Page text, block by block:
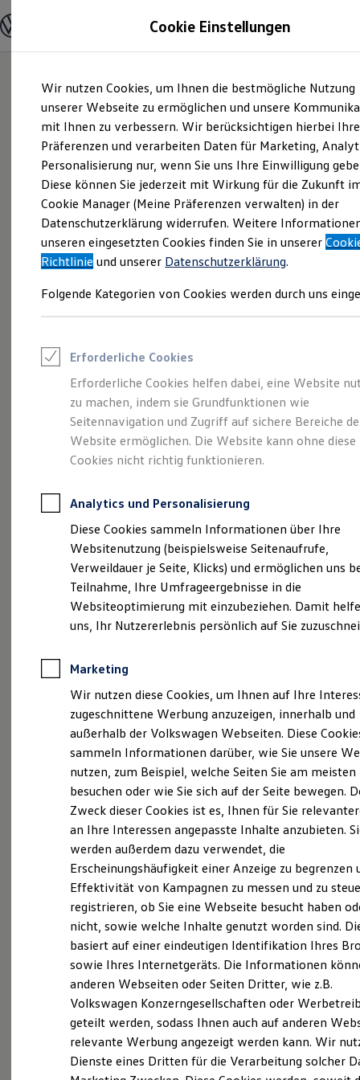
Hauptinhalt
springen
Footer
springen
Modelle und Konfigurator
Modelle vergleichen
Elektroautos
ENERGY Sondermodelle
Nutzfahrzeuge
SUV und CUV
Familienautos
Kombis
Kompaktwagen
Sportwagen
Schnell verfügbare Fahrzeuge
Angebote und Produkte
Aktuelle Angebote
E-Auto-Förderung
Volkswagen Marktplatz
Junge Gebrauchtwagen und Gebrauchtwagen
Saisonangebote
Leasing
Leasing-Angebote
Gebrauchtwagen Leasing
Junge Gebrauchtwagen-Leasing
Elektroauto Leasing
Kleinwagen-Leasing
Leasing ohne Anzahlung
Autokredit mit Schlussrate
Versicherungen und Garantien
Kfz-Versicherung
Restschuldversicherungen
Garantien
Wartungsverträge
Geschäftskunden
Professional Class bei Volkswagen
Großkunden
Behörden
Anpfiff zum Gewinn
Elektroautos
ID. Tutorials
Elektrofahrzeugkonzepte
Reichweite
Reichweite der ID. Modelle
Reichweite im Winter
Laden
Laden unterwegs
Laden Zuhause
Ladezeitensimulator
Batterie
Sicherheit
Garantie und Lebensdauer
Nachhaltigkeit
Technologie
Kosten und Kauf
Verbrauchskosten
Kaufoptionen
E-Auto-Förderung
Software und Konnektivität
Die ID. Software 6
ID. Software Versionen und Updates
Digitale Extras
Schnittstellen zu Ihrem ID.
Die ENERGY
Sondermodelle
Impressum & Rechtliches)
Probefahrt vereinbaren
Fahrzeugangebot anfordern
Servicetermin buchen
Serviceanfrage stellen
Cookie Einstellungen
Wir nutzen Cookies, um Ihnen die bestmögliche Nutzung
unserer Webseite zu ermöglichen und unsere
mit Ihnen zu verbessern. Wir berücksichtigen hierbei Ihre
Präferenzen und verarbeiten Daten für Marketing,
Personalisierung nur, wenn Sie uns Ihre Einwilligung
Diese können Sie jederzeit mit Wirkung für die Zukunft
Cookie Manager (Meine Präferenzen verwalten) in der
Datenschutzerklärung widerrufen. Weitere
unseren eingesetzten Cookies finden Sie in unserer
Richtlinie und unserer Datenschutzerklärung.
Folgende Kategorien von Cookies werden durch uns
Erforderliche Cookies
Erforderliche Cookies helfen dabei, eine Website
zu machen, indem sie Grundfunktionen wie
Seitennavigation und Zugriff auf sichere Bereiche
Website ermöglichen. Die Website kann ohne diese
Cookies nicht richtig funktionieren.
Analytics und Personalisierung
Diese Cookies sammeln Informationen über Ihre
Websitenutzung (beispielsweise Seitenaufrufe,
Verweildauer je Seite, Klicks) und ermöglichen uns
Teilnahme, Ihre Umfrageergebnisse in die
Websiteoptimierung mit einzubeziehen. Damit
uns, Ihr Nutzererlebnis persönlich auf Sie
Marketing
Wir nutzen diese Cookies, um Ihnen auf Ihre
zugeschnittene Werbung anzuzeigen, innerhalb und
außerhalb der Volkswagen Webseiten. Diese
sammeln Informationen darüber, wie Sie unsere
nutzen, zum Beispiel, welche Seiten Sie am meisten
besuchen oder wie Sie sich auf der Seite bewegen.
Zweck dieser Cookies ist es, Ihnen für Sie
an Ihre Interessen angepasste Inhalte anzubieten.
werden außerdem dazu verwendet, die
Erscheinungshäufigkeit einer Anzeige zu begrenzen
Effektivität von Kampagnen zu messen und zu
registrieren, ob Sie eine Webseite besucht haben
nicht, sowie welche Inhalte genutzt worden sind.
basiert auf einer eindeutigen Identifikation Ihres
sowie Ihres Internetgeräts. Die Informationen
anderen Webseiten oder Seiten Dritter, wie z.B.
Volkswagen Konzerngesellschaften oder
geteilt werden, sodass Ihnen auch auf anderen
relevante Werbung angezeigt werden kann. Wir
Dienste eines Dritten für die Verarbeitung solcher